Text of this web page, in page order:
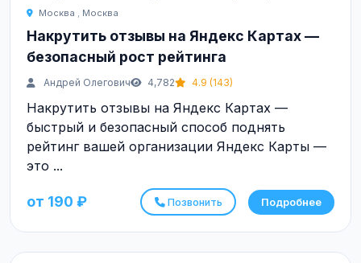
Москва , Москва
Накрутить отзывы на Яндекс Картах —
безопасный рост рейтинга
Андрей Олегович 4,782 4.9 (143)
Накрутить отзывы на Яндекс Картах —
быстрый и безопасный способ поднять
рейтинг вашей организации Яндекс Карты —
это ...
от 190 ₽ Позвонить Подробнее